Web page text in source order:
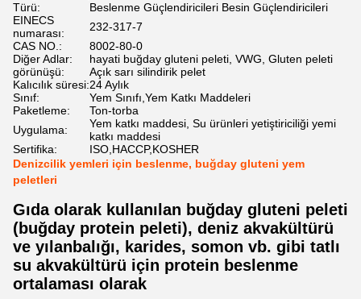
Türü:
Beslenme Güçlendiricileri Besin Güçlendiricileri
EINECS
numarası:
232-317-7
CAS NO.:
8002-80-0
Diğer Adlar:
hayati buğday gluteni peleti, VWG, Gluten peleti
görünüşü:
Açık sarı silindirik pelet
Kalıcılık süresi:24 Aylık
Sınıf:
Yem Sınıfı,Yem Katkı Maddeleri
Paketleme:
Ton-torba
Uygulama:
Yem katkı maddesi, Su ürünleri yetiştiriciliği yemi
katkı maddesi
Sertifika:
ISO,HACCP,KOSHER
Denizcilik yemleri için beslenme, buğday gluteni yem
peletleri
Gıda olarak kullanılan buğday gluteni peleti
(buğday protein peleti), deniz akvakültürü
ve yılanbalığı, karides, somon vb. gibi tatlı
su akvakültürü için protein beslenme
ortalaması olarak